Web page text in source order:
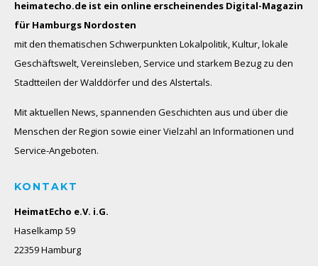
heimatecho.de ist ein online erscheinendes Digital-Magazin
für Hamburgs Nordosten
mit den thematischen Schwerpunkten Lokalpolitik, Kultur, lokale
Geschäftswelt, Vereinsleben, Service und starkem Bezug zu den
Stadtteilen der Walddörfer und des Alstertals.
Mit aktuellen News, spannenden Geschichten aus und über die
Menschen der Region sowie einer Vielzahl an Informationen und
Service-Angeboten.
KONTAKT
HeimatEcho e.V. i.G.
Haselkamp 59
22359 Hamburg